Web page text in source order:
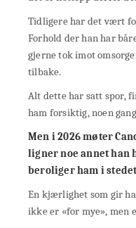
Tidligere har det vært
Forhold der han har
gjerne tok imot
tilbake.
Alt dette har satt spor,
ham forsiktig, noen
Men i 2026 møter
ligner noe annet han
beroliger ham i
En kjærlighet som gir
ikke er «for mye», men